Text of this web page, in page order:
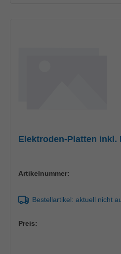
Elektroden-Platten inkl.
Artikelnummer:
Bestellartikel: aktuell nicht
Preis: